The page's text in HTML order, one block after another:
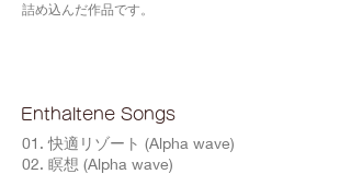
詰め込んだ作品です。
Enthaltene Songs
01. 快適リゾート (Alpha wave)
02. 瞑想 (Alpha wave)